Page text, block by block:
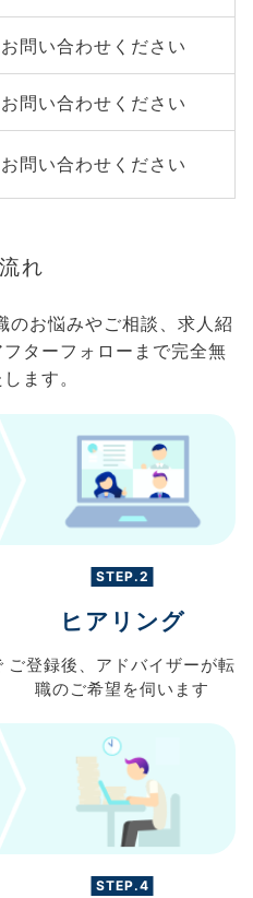
問い合わせください
問い合わせください
問い合わせください
れ
のお悩みやご相談、求人紹
ターフォローまで完全無
ます。
STEP.2
ヒアリング
ご登録後、 アドバイザーが転
職のご希望を伺います
STEP.4